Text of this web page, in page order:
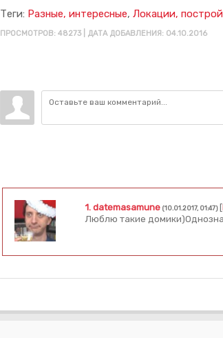
Теги: Разные, интересные, Локации,
ПРОСМОТРОВ: 48273 | ДАТА ДОБАВЛЕНИЯ: 04.10.2016
1. datemasamune (10.01.2017, 01:47)[
Люблю такие